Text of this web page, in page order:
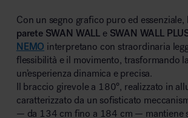
Con un segno grafico puro ed essenziale,
parete SWAN WALL e SWAN WALL
NEMO interpretano con straordinaria
flessibilità e il movimento, trasformando
un’esperienza dinamica e precisa.
Il braccio girevole a 180°, realizzato in
caratterizzato da un sofisticato
— da 134 cm fino a 184 cm — mantiene